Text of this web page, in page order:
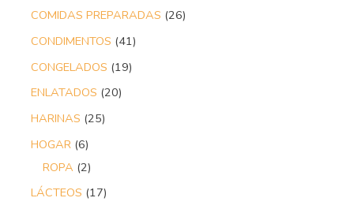
COMIDAS PREPARADAS 26
CONDIMENTOS 41
CONGELADOS 19
ENLATADOS 20
HARINAS 25
HOGAR 6
ROPA 2
LÁCTEOS 17